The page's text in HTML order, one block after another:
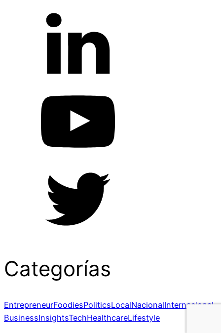
Categorías
EntrepreneurFoodiesPoliticsLocalNacionalInternacional
BusinessInsightsTechHealthcareLifestyle